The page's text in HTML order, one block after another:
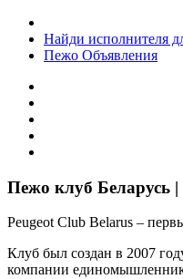
Найди исполнителя
Пежо Объявления
Пежо клуб Беларусь
Peugeot Club Belarus –
Клуб был создан в 2007
компании